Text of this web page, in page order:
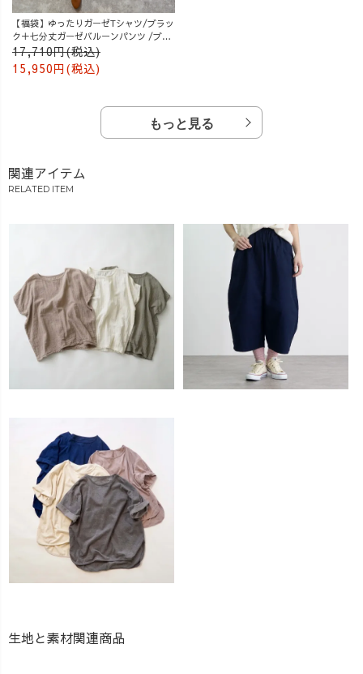
【福袋】ゆったりガーゼTシャツ/ブラッ
ク＋七分丈ガーゼバルーンパンツ /ブル
ー
17,710円(税込)
15,950円(税込)
もっと見る
関連アイテム
RELATED ITEM
生地と素材関連商品